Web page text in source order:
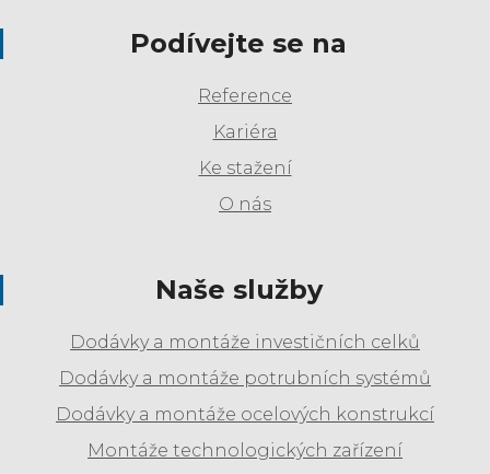
Podívejte se na
Reference
Kariéra
Ke stažení
O nás
Naše služby
Dodávky a montáže investičních celků
Dodávky a montáže potrubních systémů
Dodávky a montáže ocelových konstrukcí
Montáže technologických zařízení